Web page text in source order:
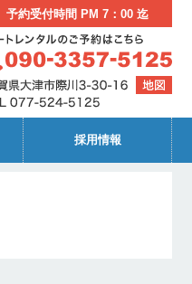
予約受付時間 PM 7：00 迄
採用情報